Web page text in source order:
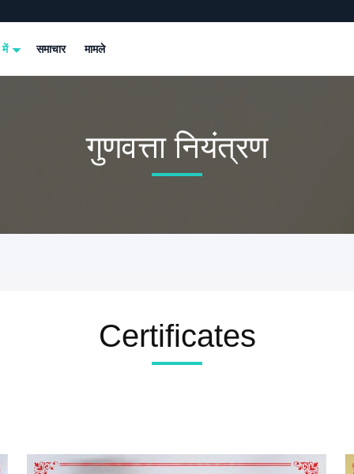
में समाचार मामले
गुणवत्ता नियंत्रण
Certificates